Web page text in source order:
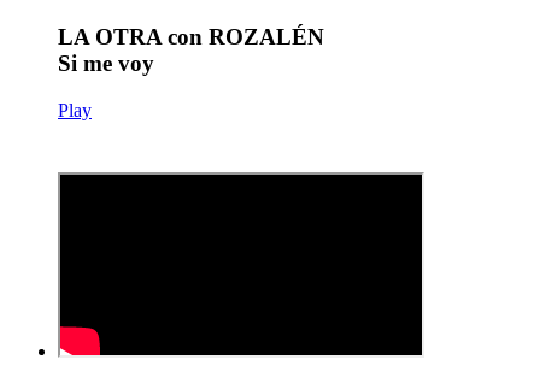
LA OTRA con ROZALÉN
Si me voy
Play